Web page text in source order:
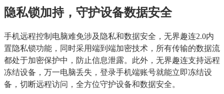
隐私锁加持，守护设备数据安全
手机远程控制电脑难免涉及隐私和数据安全，无界趣连2.0内
置隐私锁功能，同时采用端到端加密技术，所有传输的数据流
都处于加密保护中，防止信息泄露。此外，无界趣连支持远程
冻结设备，万一电脑丢失，登录手机端账号就能立即冻结设
备，切断远程访问，全方位守护设备和数据安全。